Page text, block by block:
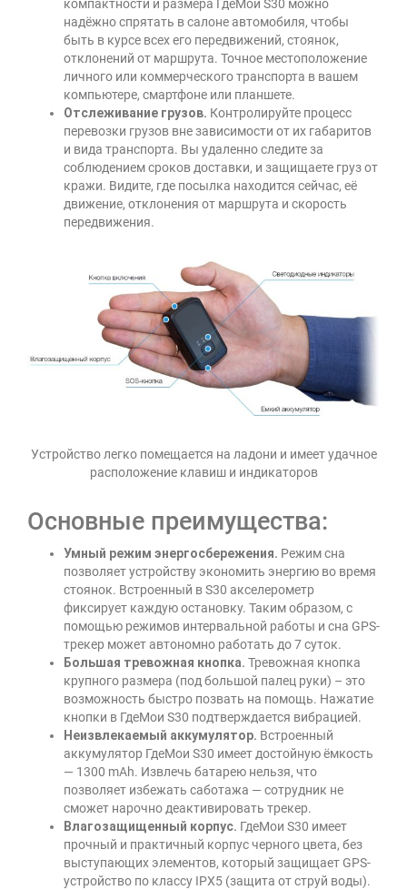
компактности и размера ГдеМои S30 можно
надёжно спрятать в салоне автомобиля, чтобы
быть в курсе всех его передвижений, стоянок,
отклонений от маршрута. Точное местоположение
личного или коммерческого транспорта в вашем
компьютере, смартфоне или планшете.
Отслеживание грузов. Контролируйте процесс
перевозки грузов вне зависимости от их габаритов
и вида транспорта. Вы удаленно следите за
соблюдением сроков доставки, и защищаете груз от
кражи. Видите, где посылка находится сейчас, её
движение, отклонения от маршрута и скорость
передвижения.
Устройство легко помещается на ладони и имеет удачное
расположение клавиш и индикаторов
Основные преимущества:
Умный режим энергосбережения. Режим сна
позволяет устройству экономить энергию во время
стоянок. Встроенный в S30 акселерометр
фиксирует каждую остановку. Таким образом, с
помощью режимов интервальной работы и сна GPS-
трекер может автономно работать до 7 суток.
Большая тревожная кнопка. Тревожная кнопка
крупного размера (под большой палец руки) – это
возможность быстро позвать на помощь. Нажатие
кнопки в ГдеМои S30 подтверждается вибрацией.
Неизвлекаемый аккумулятор. Встроенный
аккумулятор ГдеМои S30 имеет достойную ёмкость
— 1300 mAh. Извлечь батарею нельзя, что
позволяет избежать саботажа — сотрудник не
сможет нарочно деактивировать трекер.
Влагозащищенный корпус. ГдеМои S30 имеет
прочный и практичный корпус черного цвета, без
выступающих элементов, который защищает GPS-
устройство по классу IPX5 (защита от струй воды).